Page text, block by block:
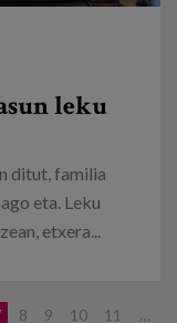
leku
ditut, familia
eta. Leku
etxera...
8 9 10 11
…